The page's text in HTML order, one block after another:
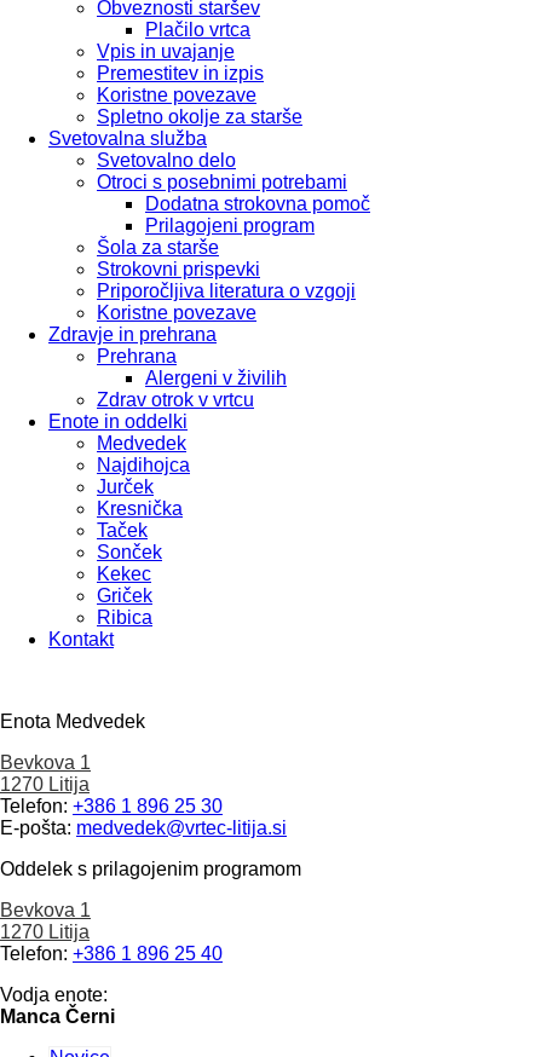
Obveznosti staršev
Plačilo vrtca
Vpis in uvajanje
Premestitev in izpis
Koristne povezave
Spletno okolje za starše
Svetovalna služba
Svetovalno delo
Otroci s posebnimi potrebami
Dodatna strokovna pomoč
Prilagojeni program
Šola za starše
Strokovni prispevki
Priporočljiva literatura o vzgoji
Koristne povezave
Zdravje in prehrana
Prehrana
Alergeni v živilih
Zdrav otrok v vrtcu
Enote in oddelki
Medvedek
Najdihojca
Jurček
Kresnička
Taček
Sonček
Kekec
Griček
Ribica
Kontakt
Enota Medvedek
Bevkova 1
1270 Litija
Telefon: +386 1 896 25 30
E-pošta: medvedek@vrtec-litija.si
Oddelek s prilagojenim programom
Bevkova 1
1270 Litija
Telefon: +386 1 896 25 40
Vodja enote:
Manca Černi